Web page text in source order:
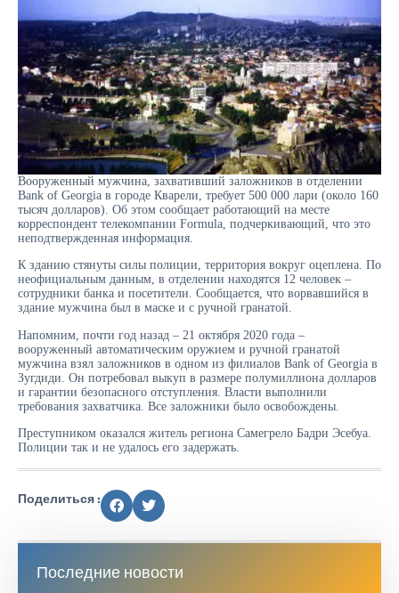
Вооруженный мужчина, захвативший заложников в отделении
Bank of Georgia в городе Кварели, требует 500 000 лари (около 160
тысяч долларов). Об этом сообщает работающий на месте
корреспондент телекомпании Formula, подчеркивающий, что это
неподтвержденная информация.
К зданию стянуты силы полиции, территория вокруг оцеплена. По
неофициальным данным, в отделении находятся 12 человек –
сотрудники банка и посетители. Сообщается, что ворвавшийся в
здание мужчина был в маске и с ручной гранатой.
Напомним, почти год назад – 21 октября 2020 года –
вооруженный автоматическим оружием и ручной гранатой
мужчина взял заложников в одном из филиалов Bank of Georgia в
Зугдиди. Он потребовал выкуп в размере полумиллиона долларов
и гарантии безопасного отступления. Власти выполнили
требования захватчика. Все заложники было освобождены.
Преступником оказался житель региона Самегрело Бадри Эсебуа.
Полиции так и не удалось его задержать.
Поделиться :
Последние новости